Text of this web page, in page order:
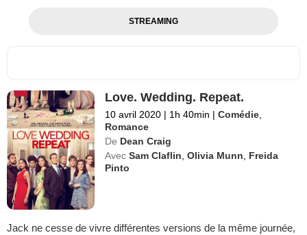
STREAMING
Love. Wedding. Repeat.
10 avril 2020 | 1h 40min | Comédie
Romance
De Dean Craig
Avec Sam Claflin ,Olivia Munn
Freida
Pinto
Jack ne cesse de vivre différentes versions de la même journée,